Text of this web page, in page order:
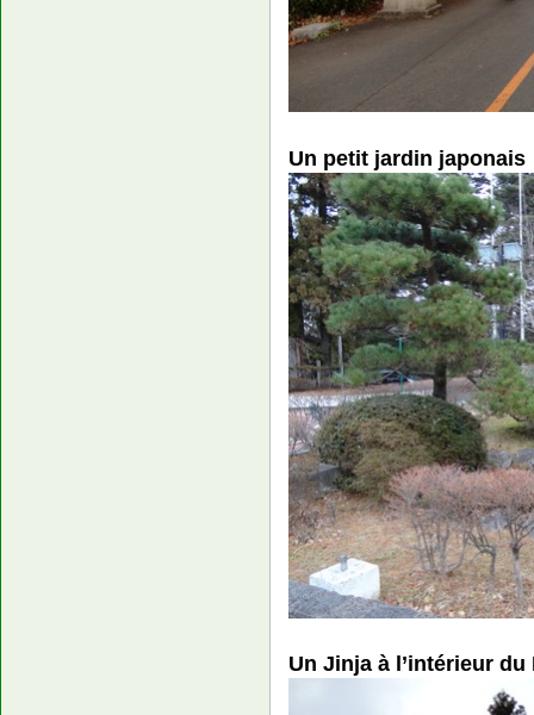
Un petit jardin japonais
Un Jinja à l’intérieur du